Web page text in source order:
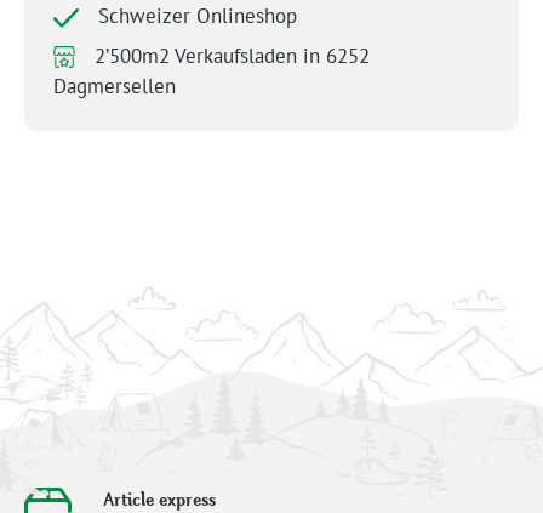
Schweizer Onlineshop
2’500m2 Verkaufsladen in 6252
Dagmersellen
Article express